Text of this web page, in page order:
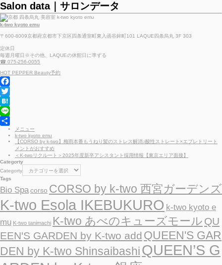
Salon data｜サロンデータ
k-two kyoto emu
〒600-8009京都府京都市下京区四条通室町東入函谷鉾町101 LAQUE四条烏丸 3F 303
定休日
毎週月曜日※その他、LAQUEの休館日に準ずる
☎ 075-256-0055
HOT PEPPER Beauty予約
F
a
c
e
k
T
w
r
H
a
a
L
メニュー
k-two kyoto emu
【CORSO by k-two】梅雨本番もうねり髪のストレス解消♪酸性ストレート×エプレトリート
メントがおすすめ
＜K-twoリクルート＞2025年度新卒アシスタント採用情報【東京エリア面接】
Categorty
Categorty
Tags
Bio Spa corso CORSO by k-two 西宮ガーデンズ
K-two Esola IKEBUKURO k-two kyoto e
mu K-two tanimachi K-two あべのキューズモール QU
EEN'S GARDEN by K-two add QUEEN'S GAR
DEN by K-two ShinsaibashiQUEEN’S G